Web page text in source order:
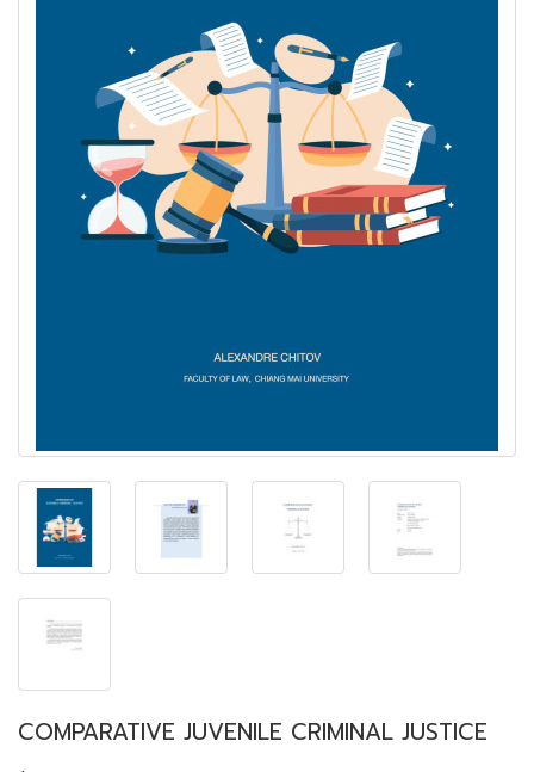
COMPARATIVE JUVENILE CRIMINAL JUSTICE